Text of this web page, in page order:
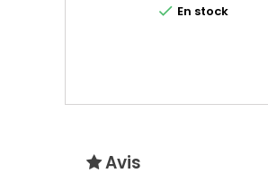
 En stock
Avis